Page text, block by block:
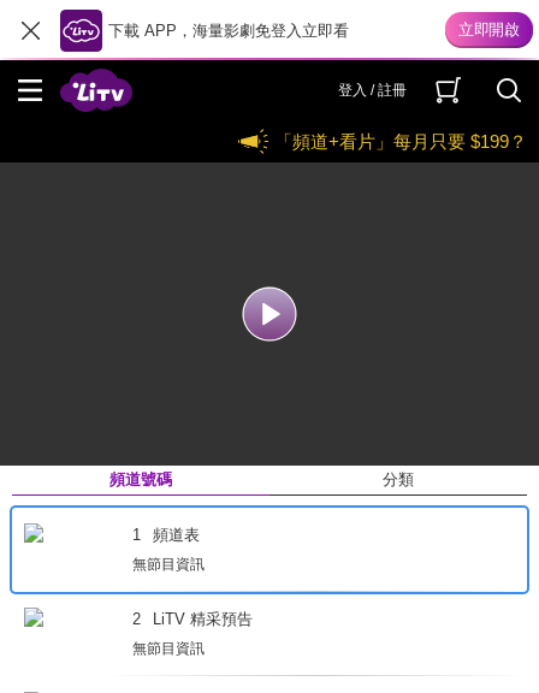
下載 APP，海量影劇免登入立即看
登入 / 註冊
「頻道+看片」每月只要 $199？
頻道號碼 分類
1 頻道表
無節目資訊
2 LiTV 精采預告
無節目資訊